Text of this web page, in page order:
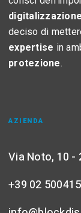
digitalizzazione
deciso di
expertise in
protezione.
AZIENDA
Via Noto, 10 -
+39 02